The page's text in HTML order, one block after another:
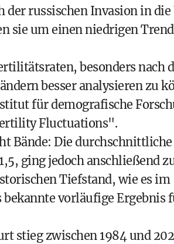
russischen Invasion in
sie um einen niedrigen
besonders nach
besser analysieren zu
für demografische
Fluctuations".
Bände: Die
ging jedoch anschließend
Tiefstand, wie es im
vorläufige Ergebnis
stieg zwischen 1984 und